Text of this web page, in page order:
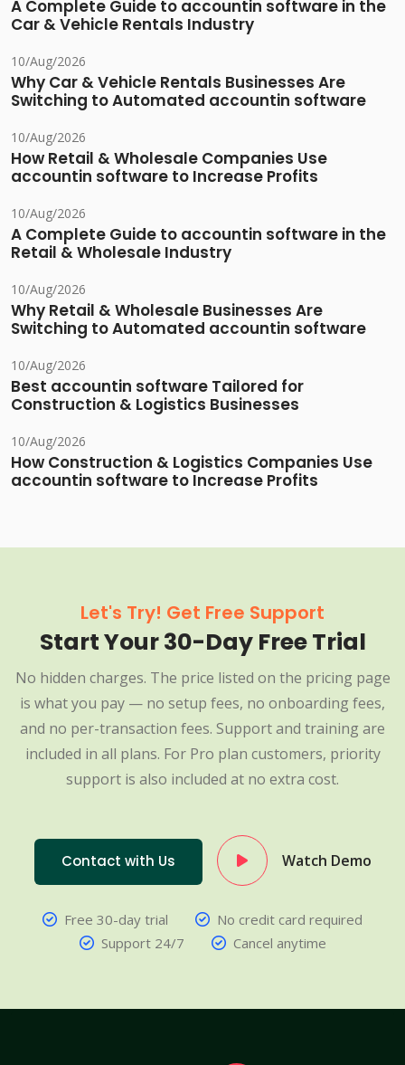
A Complete Guide to accountin software in the
Car & Vehicle Rentals Industry
10/Aug/2026
Why Car & Vehicle Rentals Businesses Are
Switching to Automated accountin software
10/Aug/2026
How Retail & Wholesale Companies Use
accountin software to Increase Profits
10/Aug/2026
A Complete Guide to accountin software in the
Retail & Wholesale Industry
10/Aug/2026
Why Retail & Wholesale Businesses Are
Switching to Automated accountin software
10/Aug/2026
Best accountin software Tailored for
Construction & Logistics Businesses
10/Aug/2026
How Construction & Logistics Companies Use
accountin software to Increase Profits
Let's Try! Get Free Support
Start Your 30-Day Free Trial
No hidden charges. The price listed on the pricing page
is what you pay — no setup fees, no onboarding fees,
and no per-transaction fees. Support and training are
included in all plans. For Pro plan customers, priority
support is also included at no extra cost.
Contact with Us Watch Demo
Free 30-day trial
No credit card required
Support 24/7
Cancel anytime